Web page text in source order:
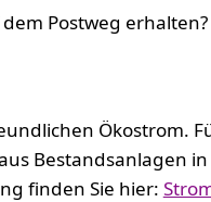
Postweg
Ökostrom.
Bestandsanlagen
finden Sie hier: